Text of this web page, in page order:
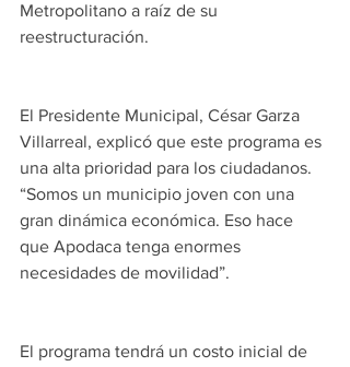
Metropolitano a raíz de su
reestructuración.
El Presidente Municipal, César Garza
Villarreal, explicó que este programa es
una alta prioridad para los ciudadanos.
“Somos un municipio joven con una
gran dinámica económica. Eso hace
que Apodaca tenga enormes
necesidades de movilidad”.
El programa tendrá un costo inicial de